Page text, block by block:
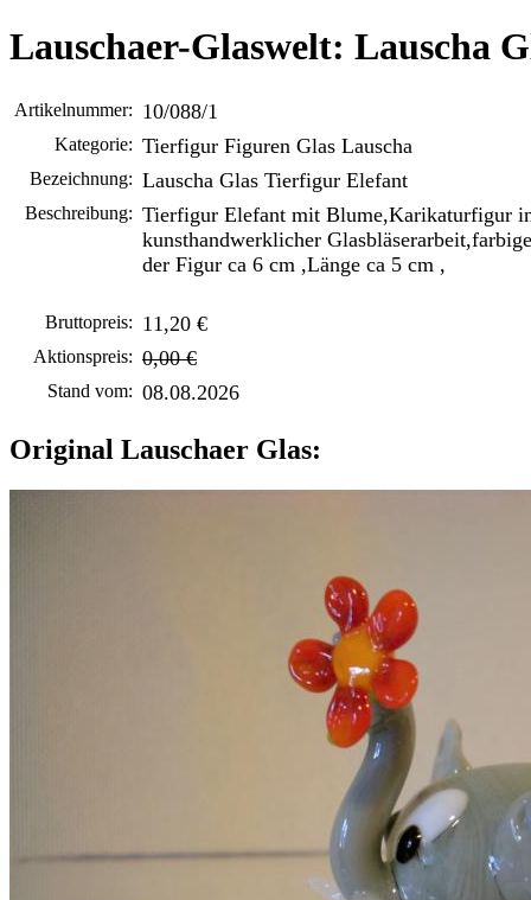
Lauschaer-Glaswelt: Lauscha
Artikelnummer: 10/088/1
Kategorie: Tierfigur Figuren Glas Lauscha
Bezeichnung: Lauscha Glas Tierfigur Elefant
Beschreibung: Tierfigur Elefant mit Blume,Karikaturfigur
kunsthandwerklicher
der Figur ca 6 cm ,Länge ca 5 cm ,
Bruttopreis: 11,20 €
Aktionspreis: 0,00 €
Stand vom: 08.08.2026
Original Lauschaer Glas: